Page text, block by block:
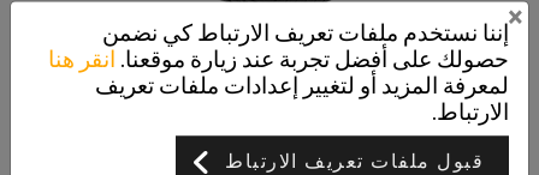
ContiCrossContact LX 2
تبقيك بأمان على الطريق. وخارجه
إننا نستخدم ملفات تعريف الارتباط كي نضمن
حصولك على أفضل تجربة عند زيارة موقعنا. انقر هنا
لمعرفة المزيد أو لتغيير إعدادات ملفات تعريف
الارتباط.
قبول ملفات تعريف الارتباط
×